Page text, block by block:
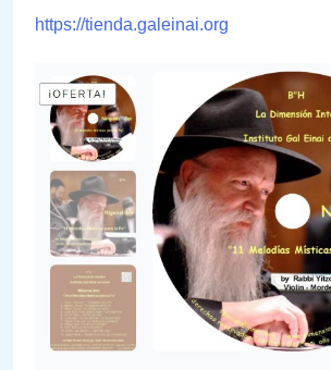
https://tienda.galeinai.org